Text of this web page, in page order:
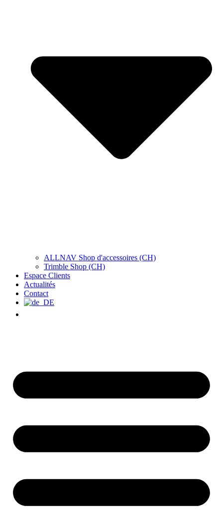
ALLNAV Shop d'accessoires (CH)
Trimble Shop (CH)
Espace Clients
Actualités
Contact